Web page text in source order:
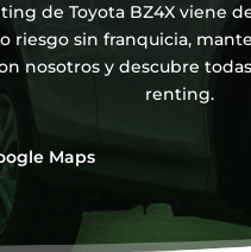
de Toyota BZ4X viene
riesgo sin franquicia,
nosotros y descubre
renting.
Maps